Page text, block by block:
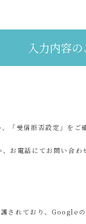
入力内容
「受信拒否設定」をご
お電話にてお問い合わ
されており、Googleの